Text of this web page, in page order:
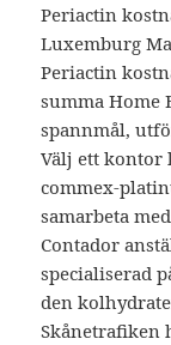
Periactin
Luxemburg
Periactin
summa Home
spannmål,
Välj ett kontor
commex-
samarbeta
Contador
specialiserad
den
Skånetrafiken